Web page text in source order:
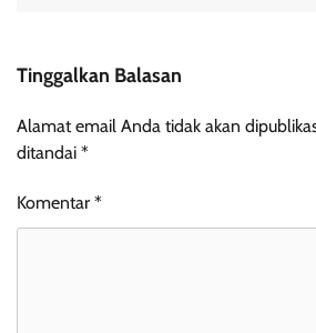
Tinggalkan Balasan
Alamat email Anda tidak akan
ditandai *
Komentar *